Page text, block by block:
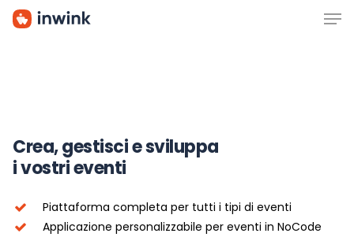
Skip
Crea, gestisci e sviluppa
i vostri eventi
Piattaforma completa per tutti i tipi di eventi
Applicazione personalizzabile per eventi in NoCode